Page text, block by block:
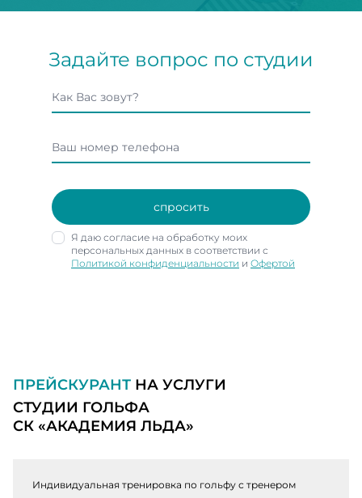
Задайте вопрос по студии
спросить
Я даю согласие на обработку моих
персональных данных в соответствии с
Политикой конфиденциальности и Офертой
ПРЕЙСКУРАНТ НА УСЛУГИ
СТУДИИ ГОЛЬФА
СК «АКАДЕМИЯ ЛЬДА»
Индивидуальная тренировка по гольфу с тренером